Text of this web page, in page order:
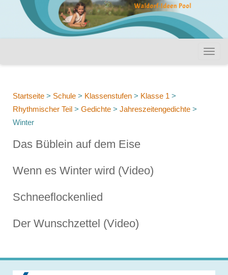
Startseite > Schule > Klassenstufen > Klasse 1 >
Rhythmischer Teil > Gedichte > Jahreszeitengedichte >
Winter
Das Büblein auf dem Eise
Wenn es Winter wird (Video)
Schneeflockenlied
Der Wunschzettel (Video)